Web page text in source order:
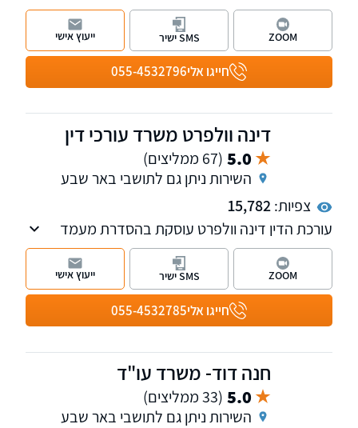
(הטרדות מיניות, עתירות אסירים, עבירות סמים,
עבריינות נוער ועוד), דיני משפחה, דיני עבודה
ובתחום נזקי גוף ותאונות.
חייגו אלי055-4532796
ZOOM SMS ישיר ייעוץ אישי
דינה וולפרט משרד עורכי דין
5.0 (67 ממליצים)
השירות ניתן גם לתושבי באר שבע
צפיות:15,782
עורכת הדין דינה וולפרט עוסקת בהסדרת מעמד
אזרחי בישראל, לרבות ייצוג בהליכי ערר על
החלטות משרד הפנים, אזרחות ישראלית, הסדרת
מעמד לבן זוג זר, אשרת עולה, אשרת ביקור, היתרי
חייגו אלי055-4532785
ZOOM SMS ישיר ייעוץ אישי
חנה דוד- משרד עו"ד
5.0 (33 ממליצים)
השירות ניתן גם לתושבי באר שבע